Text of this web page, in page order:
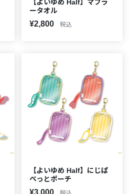
【よいゆめ Half】マフラ
ータオル
¥2,800 税込
【よいゆめ Half】にじぱ
ぺっとポーチ
¥3,000